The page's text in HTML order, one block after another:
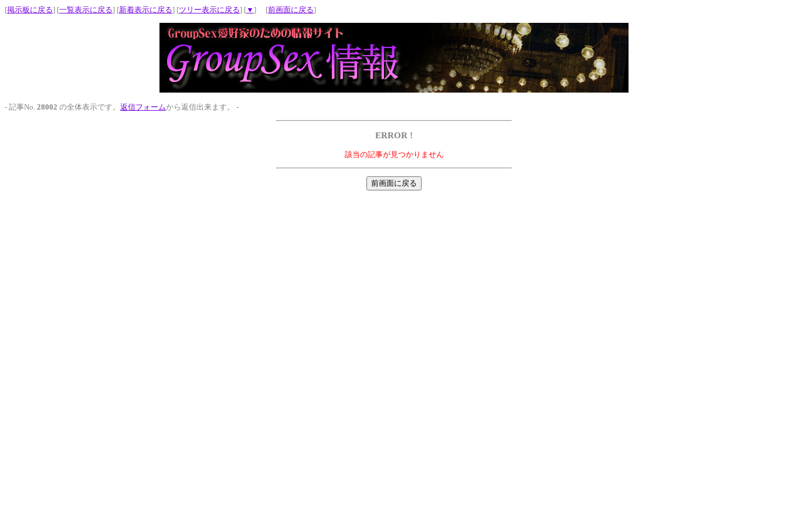
[掲示板に戻る] [一覧表示に戻る] [新着表示に戻る] [ツリー表示に戻る] [▼ ] [前画面に戻る]
- 記事No. 28002 の全体表示です。 返信フォームから返信出来ます。 -
ERROR !
該当の記事が見つかりません